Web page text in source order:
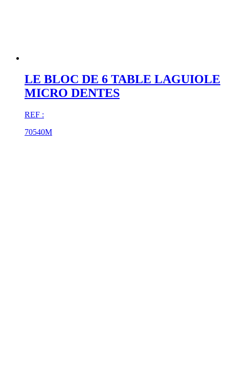
LE BLOC DE 6 TABLE LAGUIOLE
MICRO DENTES
REF :
70540M